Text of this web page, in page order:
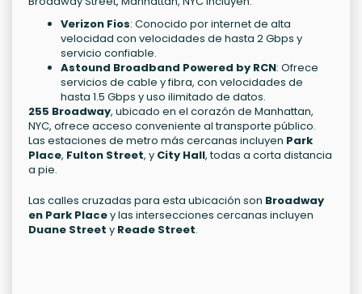
Verizon Fios: Conocido por internet de alta
velocidad con velocidades de hasta 2 Gbps y
servicio confiable.
Astound Broadband Powered by RCN: Ofrece
servicios de cable y fibra, con velocidades de
hasta 1.5 Gbps y uso ilimitado de datos.
255 Broadway, ubicado en el corazón de Manhattan,
NYC, ofrece acceso conveniente al transporte público.
Las estaciones de metro más cercanas incluyen Park
Place, Fulton Street, y City Hall, todas a corta distancia
a pie.
Las calles cruzadas para esta ubicación son Broadway
en Park Placey las intersecciones cercanas incluyen
Duane Street y Reade Street.